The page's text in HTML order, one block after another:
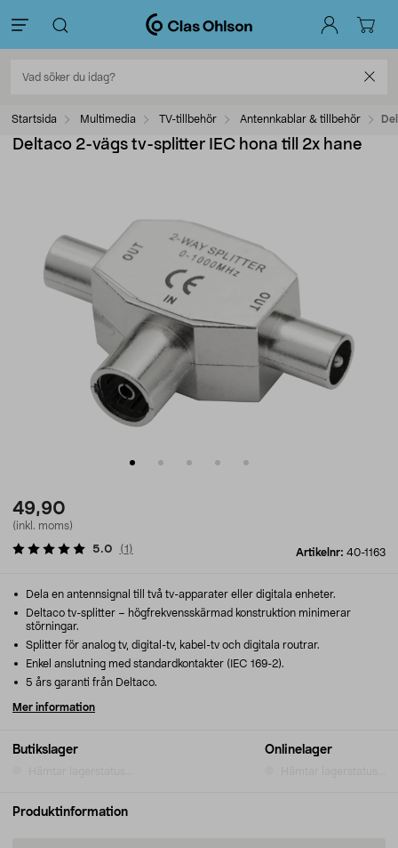
Startsida Multimedia TV-tillbehör Antennkablar & tillbehör
Deltaco 2-vägs tv-splitter IEC hona till 2x hane
49,90
(inkl. moms)
Artikelnr: 40-1163
5.0 (1 )
Butikslager Onlinelager
Dela en antennsignal till två tv-apparater eller digitala enheter.
Deltaco tv-splitter – högfrekvensskärmad konstruktion minimerar
störningar.
Splitter för analog tv, digital-tv, kabel-tv och digitala routrar.
Enkel anslutning med standardkontakter (IEC 169-2).
5 års garanti från Deltaco.
Mer information
Produktinformation